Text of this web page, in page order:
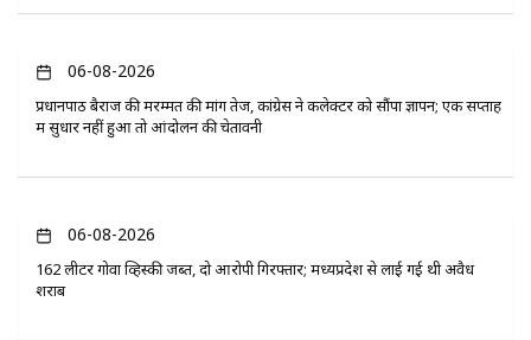
06-08-2026
प्रधानपाठ बैराज की मरम्मत की मांग तेज, कांग्रेस ने कलेक्टर को सौंपा ज्ञापन; एक सप्ताह
में सुधार नहीं हुआ तो आंदोलन की चेतावनी
06-08-2026
162 लीटर गोवा व्हिस्की जब्त, दो आरोपी गिरफ्तार; मध्यप्रदेश से लाई गई थी अवैध
शराब